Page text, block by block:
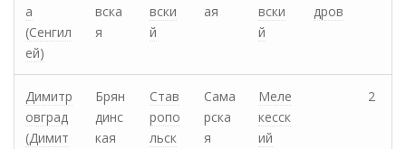
а
(Сенгил
ей)
вска
я
вски
й
ая
вски
й
дров
Димитр
овград
(Димит
Брян
динс
кая
Став
ропо
льск
Сама
рска
я
Меле
кесск
ий
2